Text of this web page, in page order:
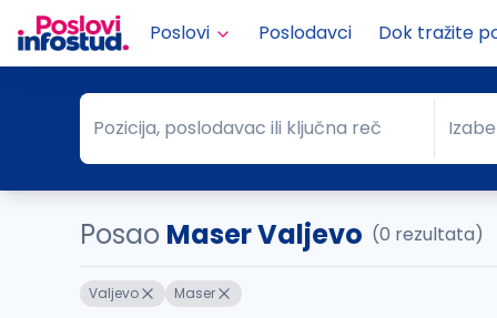
Poslovi Poslodavci Dok tražite
Pozicija, poslodavac ili ključna reč
Pozicija, poslodavac ili ključna reč Grad
Posao Maser Valjevo (0 rezultata)
Valjevo Maser